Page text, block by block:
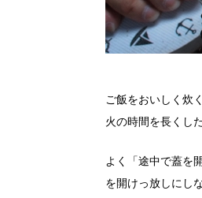
ご飯をおいしく炊
火の時間を長くし
よく「途中で蓋を
を開けっ放しにし